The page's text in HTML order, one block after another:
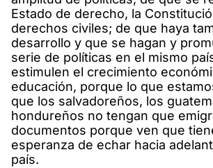
Estado de derecho, la
derechos civiles; de que haya
desarrollo y que se hagan y
serie de políticas en el mismo
estimulen el crecimiento
educación, porque lo que
que los salvadoreños, los
hondureños no tengan que
documentos porque ven que
esperanza de echar hacia
país.